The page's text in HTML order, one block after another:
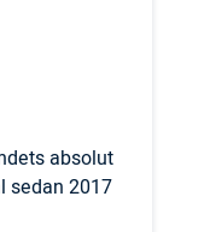
absolut
sedan 2017